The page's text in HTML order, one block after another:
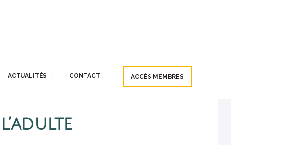
ACTUALITÉS CONTACT ACCÈS MEMBRES